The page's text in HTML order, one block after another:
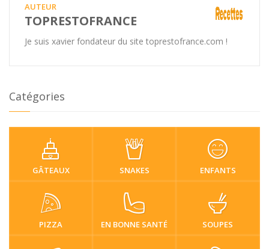
AUTEUR
TOPRESTOFRANCE
Je suis xavier fondateur du site toprestofrance.com !
Catégories
GÂTEAUX SNAKES ENFANTS
PIZZA EN BONNE SANTÉ SOUPES